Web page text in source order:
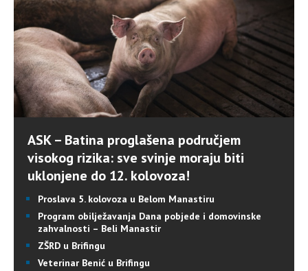
ASK – Batina proglašena područjem
visokog rizika: sve svinje moraju biti
uklonjene do 12. kolovoza!
Proslava 5. kolovoza u Belom Manastiru
Program obilježavanja Dana pobjede i domovinske
zahvalnosti – Beli Manastir
ZŠRD u Brifingu
Veterinar Benić u Brifingu